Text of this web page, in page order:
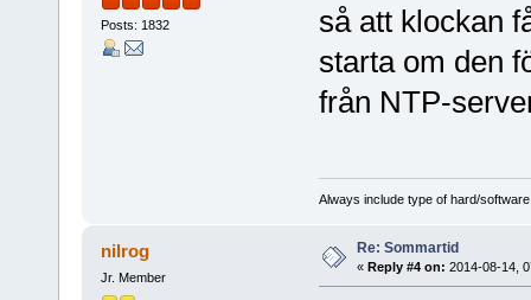
Posts: 1832
så att klockan
starta om den
från NTP-
Always include type of hard/
nilrog
Jr. Member
Re: Sommartid
« Reply #4 on: 2014-08-14,